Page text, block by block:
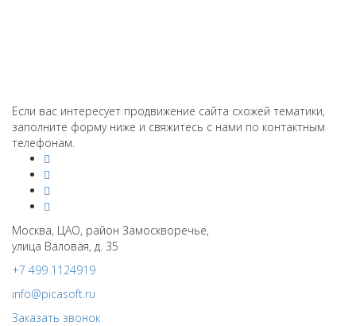
Если вас интересует продвижение сайта схожей тематики,
заполните форму ниже и свяжитесь с нами по контактным
телефонам.
Москва, ЦАО, район Замоскворечье,
улица Валовая, д. 35
+7 499 1124919
info@picasoft.ru
Заказать звонок